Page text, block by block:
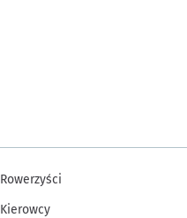
Rowerzyści
Kierowcy